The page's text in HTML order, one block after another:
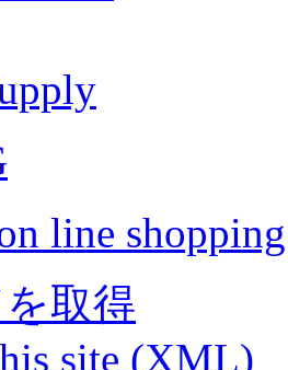
line shopping
取得
site (XML)